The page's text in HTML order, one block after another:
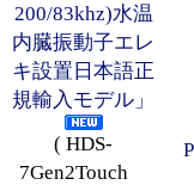
200/83khz)水温
内臓振動子エレ
キ設置日本語正
規輸入モデル」
( HDS-
7Gen2Touch